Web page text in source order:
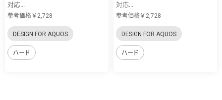
対応...
参考価格￥2,728
DESIGN FOR AQUOS
ハード
対応...
参考価格￥2,728
DESIGN FOR AQUOS
ハード